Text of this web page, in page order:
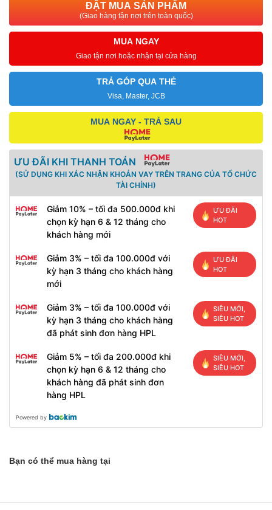
ĐẶT MUA SẢN PHẨM
(Giao hàng tận nơi trên toàn quốc)
MUA NGAY
Giao tận nơi hoặc nhận tại cửa hàng
TRẢ GÓP QUA THẺ
Visa, Master, JCB
MUA NGAY - TRẢ SAU
ƯU ĐÃI KHI THANH TOÁN
(SỬ DỤNG KHI XÁC NHẬN KHOẢN VAY TRÊN TRANG CỦA TỔ CHỨC
TÀI CHÍNH)
Giảm 10% – tối đa 500.000đ khi
chọn kỳ hạn 6 & 12 tháng cho
khách hàng mới
ƯU ĐÃI
HOT
Giảm 3% – tối đa 100.000đ với
kỳ hạn 3 tháng cho khách hàng
mới
ƯU ĐÃI
HOT
Giảm 3% – tối đa 100.000đ với
kỳ hạn 3 tháng cho khách hàng
đã phát sinh đơn hàng HPL
SIÊU MỚI,
SIÊU HOT
Giảm 5% – tối đa 200.000đ khi
chọn kỳ hạn 6 & 12 tháng cho
khách hàng đã phát sinh đơn
hàng HPL
SIÊU MỚI,
SIÊU HOT
Powered by
Bạn có thể mua hàng tại